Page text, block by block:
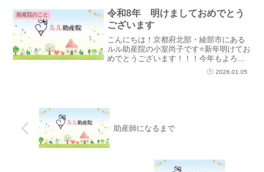
す。他にも、カウンセ...
助産院のこと
令和8年 明けましておめでとう
ございます
こんにちは！京都府北部・綾部市にある
ルル助産院の小室尚子です⭐新年明けてお
めでとうございます！！！今年もよろし
くお願いします😊今年の目標は、自分磨
きです。超個人的な目標ですが、昨年は
2026.01.05
助産師になるまで